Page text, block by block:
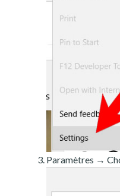
Paramètres →